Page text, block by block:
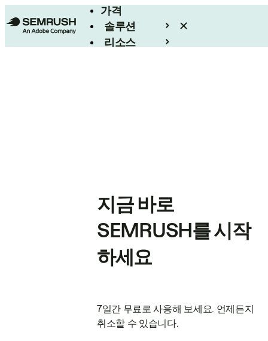
가격
솔루션
리소스
지금 바로
SEMRUSH를 시작
하세요
7일간 무료로 사용해 보세요. 언제든지
취소할 수 있습니다.